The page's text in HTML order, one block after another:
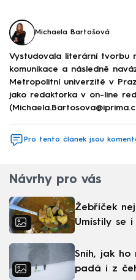
Michaela Bartošová
Vystudovala literární tvorbu
komunikace a následně
Metropolitní univerzitě v
jako redaktorka v on-line
Pro tento článek jsou
Návrhy pro vás
Žebříček
Umístily se
Sníh, jak ho
padá i z